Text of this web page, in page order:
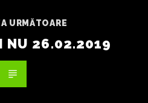
URMĂTOARE
NU 26.02.2019